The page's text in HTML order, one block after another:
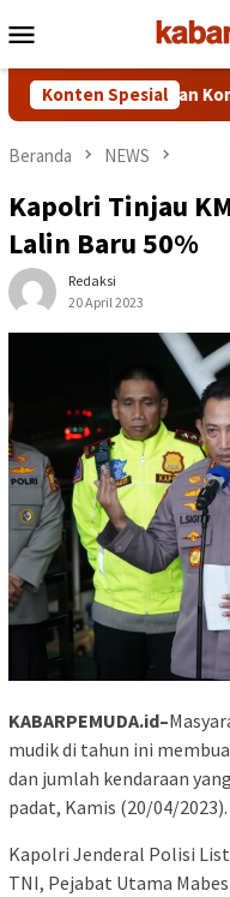
ke
Mobile
Konten Spesial
Etika dan
Beranda NEWS
Kapolri Tinjau
Lalin Baru 50%
Redaksi
20 April 2023
KABARPEMUDA.id–
mudik di tahun ini
dan jumlah kendaraan
padat, Kamis (20/04/2023).
Kapolri Jenderal Polisi
TNI, Pejabat Utama